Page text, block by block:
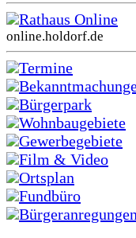
Rathaus Online
online.holdorf.de
Termine
Bürgerpark
Wohnbaugebiete
Gewerbegebiete
Film & Video
Ortsplan
Fundbüro
Bürgeranregungen